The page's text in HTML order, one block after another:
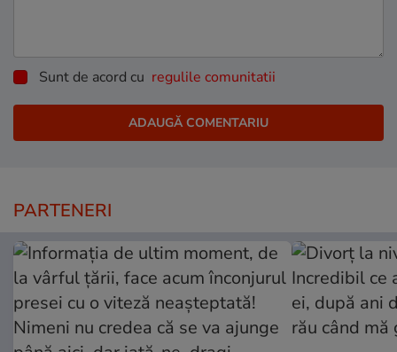
Sunt de acord cu regulile comunitatii
PARTENERI